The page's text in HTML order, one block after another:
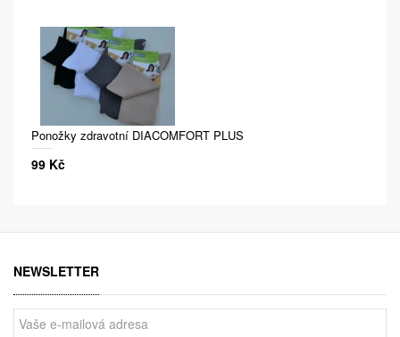
Ponožky zdravotní DIACOMFORT PLUS
99 Kč
NEWSLETTER